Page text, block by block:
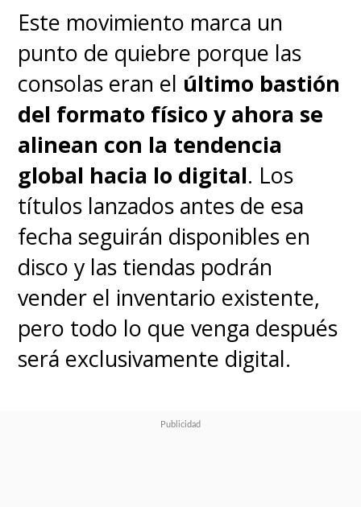
Este movimiento marca un
punto de quiebre porque las
consolas eran el último bastión
del formato físico y ahora se
alinean con la tendencia
global hacia lo digital. Los
títulos lanzados antes de esa
fecha seguirán disponibles en
disco y las tiendas podrán
vender el inventario existente,
pero todo lo que venga después
será exclusivamente digital.